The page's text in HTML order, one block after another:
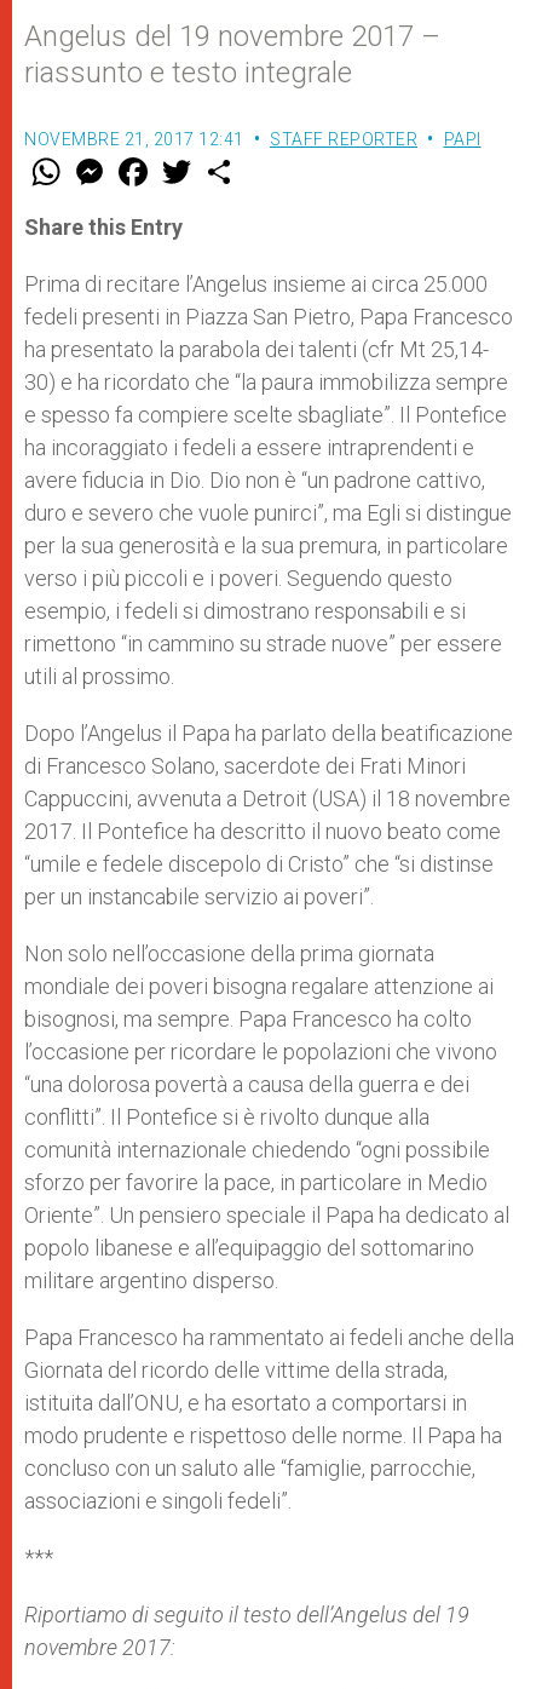
Angelus del 19 novembre 2017 –
riassunto e testo integrale
NOVEMBRE 21, 2017 12:41 STAFF REPORTER PAPI
W
t
s
p
p
M
e
s
e
g
e
r
F
a
e
b
o
k
w
r
Share this Entry
Prima di recitare l’Angelus insieme ai circa 25.000
fedeli presenti in Piazza San Pietro, Papa Francesco
ha presentato la parabola dei talenti (cfr Mt 25,14-
30) e ha ricordato che “la paura immobilizza sempre
e spesso fa compiere scelte sbagliate”. Il Pontefice
ha incoraggiato i fedeli a essere intraprendenti e
avere fiducia in Dio. Dio non è “un padrone cattivo,
duro e severo che vuole punirci”, ma Egli si distingue
per la sua generosità e la sua premura, in particolare
verso i più piccoli e i poveri. Seguendo questo
esempio, i fedeli si dimostrano responsabili e si
rimettono “in cammino su strade nuove” per essere
utili al prossimo.
Dopo l’Angelus il Papa ha parlato della beatificazione
di Francesco Solano, sacerdote dei Frati Minori
Cappuccini, avvenuta a Detroit (USA) il 18 novembre
2017. Il Pontefice ha descritto il nuovo beato come
“umile e fedele discepolo di Cristo” che “si distinse
per un instancabile servizio ai poveri”.
Non solo nell’occasione della prima giornata
mondiale dei poveri bisogna regalare attenzione ai
bisognosi, ma sempre. Papa Francesco ha colto
l’occasione per ricordare le popolazioni che vivono
“una dolorosa povertà a causa della guerra e dei
conflitti”. Il Pontefice si è rivolto dunque alla
comunità internazionale chiedendo “ogni possibile
sforzo per favorire la pace, in particolare in Medio
Oriente”. Un pensiero speciale il Papa ha dedicato al
popolo libanese e all’equipaggio del sottomarino
militare argentino disperso.
Papa Francesco ha rammentato ai fedeli anche della
Giornata del ricordo delle vittime della strada,
istituita dall’ONU, e ha esortato a comportarsi in
modo prudente e rispettoso delle norme. Il Papa ha
concluso con un saluto alle “famiglie, parrocchie,
associazioni e singoli fedeli”.
***
Riportiamo di seguito il testo dell’Angelus del 19
novembre 2017: